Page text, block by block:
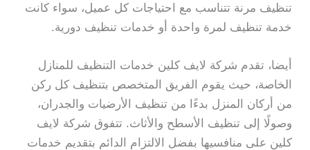
تنظيف مرنة تتناسب مع احتياجات كل عميل، سواء كانت
خدمة تنظيف لمرة واحدة أو خدمات تنظيف دورية.
أيضا، تقدم شركة لايف كلين خدمات التنظيف للمنازل
الخاصة، حيث يقوم الفريق المتخصص بتنظيف كل ركن
من أركان المنزل بدءًا من تنظيف الأرضيات والجدران،
وصولًا إلى تنظيف الأسطح والأثاث. تتفوق شركة لايف
كلين على منافسيها بفضل الالتزام الدائم بتقديم خدمات